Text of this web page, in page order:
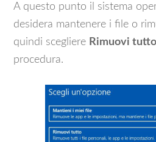
A questo punto il sistema
desidera mantenere i file o
quindi scegliere Rimuovi tutto
procedura.